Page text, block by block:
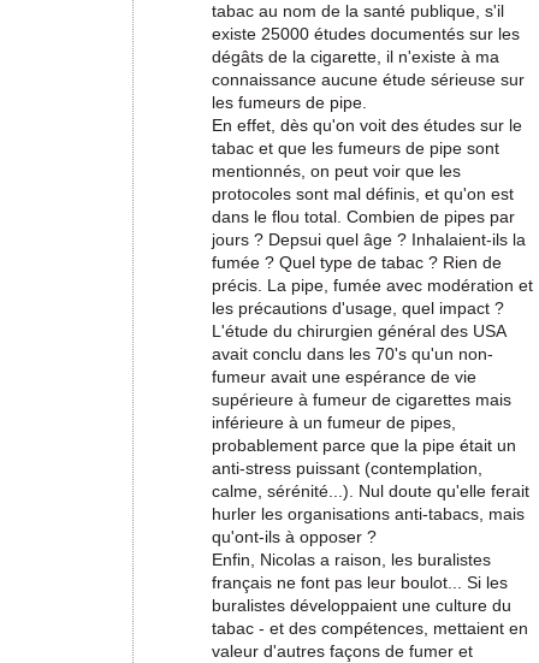
tabac au nom de la santé publique, s'il
existe 25000 études documentés sur les
dégâts de la cigarette, il n'existe à ma
connaissance aucune étude sérieuse sur
les fumeurs de pipe.
En effet, dès qu'on voit des études sur le
tabac et que les fumeurs de pipe sont
mentionnés, on peut voir que les
protocoles sont mal définis, et qu'on est
dans le flou total. Combien de pipes par
jours ? Depsui quel âge ? Inhalaient-ils la
fumée ? Quel type de tabac ? Rien de
précis. La pipe, fumée avec modération et
les précautions d'usage, quel impact ?
L'étude du chirurgien général des USA
avait conclu dans les 70's qu'un non-
fumeur avait une espérance de vie
supérieure à fumeur de cigarettes mais
inférieure à un fumeur de pipes,
probablement parce que la pipe était un
anti-stress puissant (contemplation,
calme, sérénité...). Nul doute qu'elle ferait
hurler les organisations anti-tabacs, mais
qu'ont-ils à opposer ?
Enfin, Nicolas a raison, les buralistes
français ne font pas leur boulot... Si les
buralistes développaient une culture du
tabac - et des compétences, mettaient en
valeur d'autres façons de fumer et